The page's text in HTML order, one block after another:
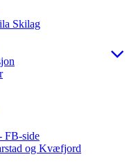
Skilag
FB-side
og Kvæfjord